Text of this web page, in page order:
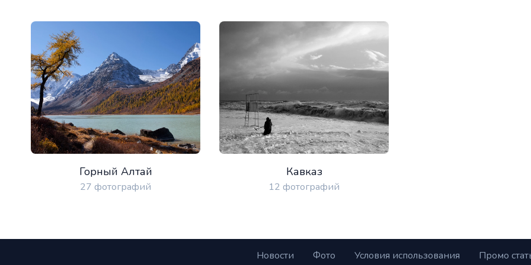
Горный Алтай
27 фотографий
Кавказ
12 фотографий
Новости Фото Условия использования Промо